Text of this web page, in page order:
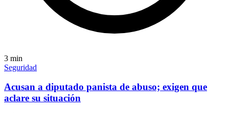
3 min
Seguridad
Acusan a diputado panista de abuso; exigen que
aclare su situación